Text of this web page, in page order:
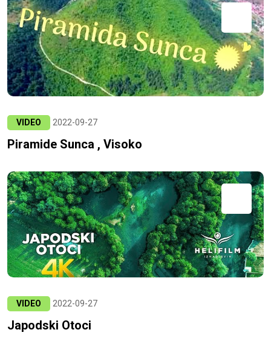
VIDEO 2022-09-27
Piramide Sunca , Visoko
VIDEO 2022-09-27
Japodski Otoci